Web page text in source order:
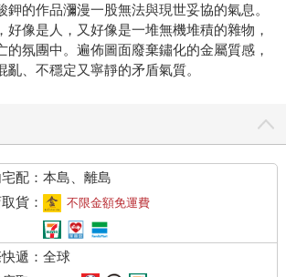
鉀的作品瀰漫一股無法與現世妥協的氣息。
好像是人，又好像是一堆無機堆積的雜物，
的氛團中。遍佈圖面廢棄鏽化的金屬質感，
、不穩定又寧靜的矛盾氣質。
配：本島、離島
貨：
不限金額免運費
遞：全球